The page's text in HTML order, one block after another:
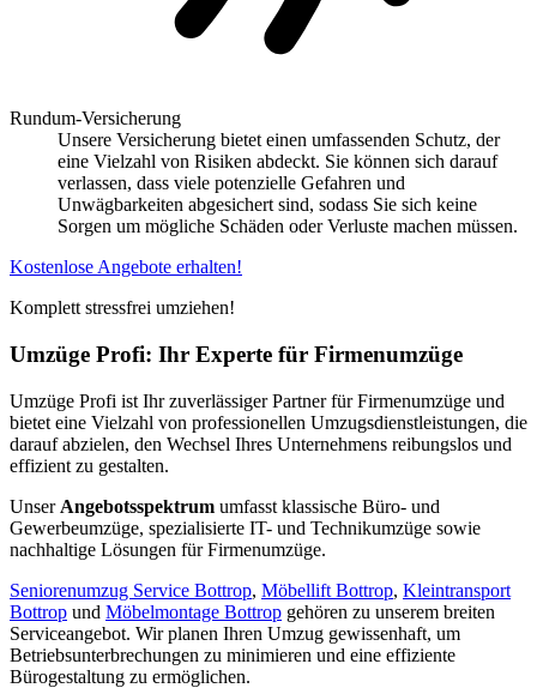
Rundum-Versicherung
Unsere Versicherung bietet einen umfassenden Schutz, der
eine Vielzahl von Risiken abdeckt. Sie können sich darauf
verlassen, dass viele potenzielle Gefahren und
Unwägbarkeiten abgesichert sind, sodass Sie sich keine
Sorgen um mögliche Schäden oder Verluste machen müssen.
Kostenlose Angebote erhalten!
Komplett stressfrei umziehen!
Umzüge Profi: Ihr Experte für Firmenumzüge
Umzüge Profi ist Ihr zuverlässiger Partner für Firmenumzüge und
bietet eine Vielzahl von professionellen Umzugsdienstleistungen, die
darauf abzielen, den Wechsel Ihres Unternehmens reibungslos und
effizient zu gestalten.
Unser Angebotsspektrum umfasst klassische Büro- und
Gewerbeumzüge, spezialisierte IT- und Technikumzüge sowie
nachhaltige Lösungen für Firmenumzüge.
Seniorenumzug Service Bottrop, Möbellift Bottrop, Kleintransport
Bottrop und Möbelmontage Bottrop gehören zu unserem breiten
Serviceangebot. Wir planen Ihren Umzug gewissenhaft, um
Betriebsunterbrechungen zu minimieren und eine effiziente
Bürogestaltung zu ermöglichen.